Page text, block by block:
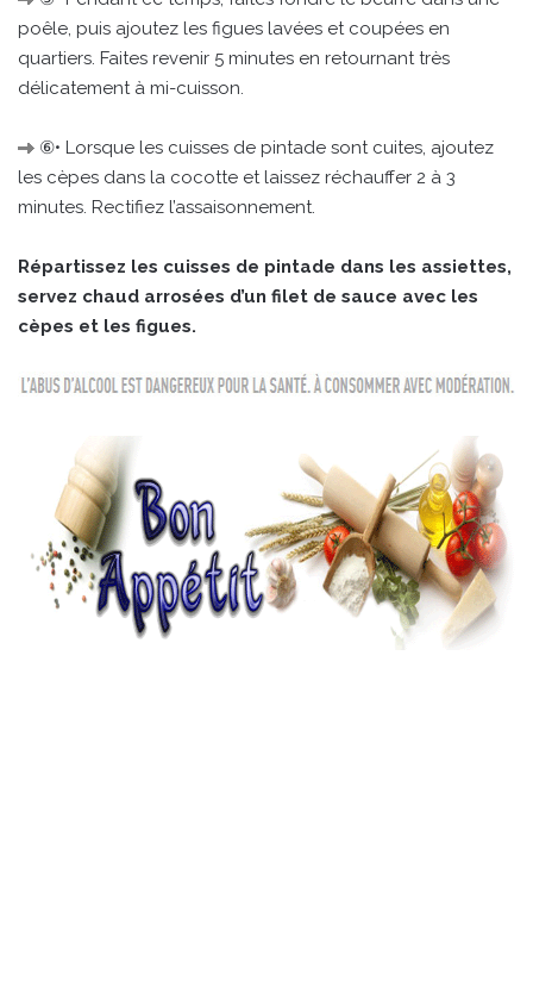
poêle, puis ajoutez les figues lavées et coupées en
quartiers. Faites revenir 5 minutes en retournant très
délicatement à mi-cuisson.
⑥• Lorsque les cuisses de pintade sont cuites, ajoutez
les cèpes dans la cocotte et laissez réchauffer 2 à 3
minutes. Rectifiez l’assaisonnement.
Répartissez les cuisses de pintade dans les assiettes,
servez chaud arrosées d’un filet de sauce avec les
cèpes et les figues.